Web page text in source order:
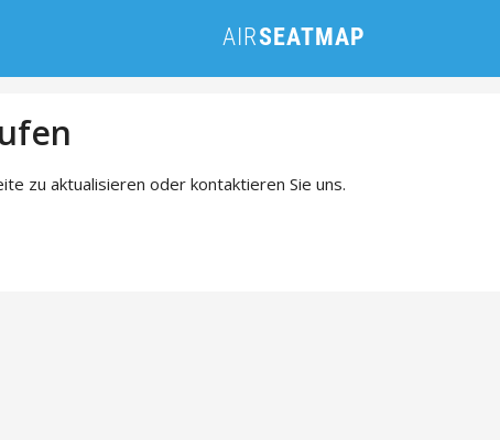
zu aktualisieren oder kontaktieren Sie uns.